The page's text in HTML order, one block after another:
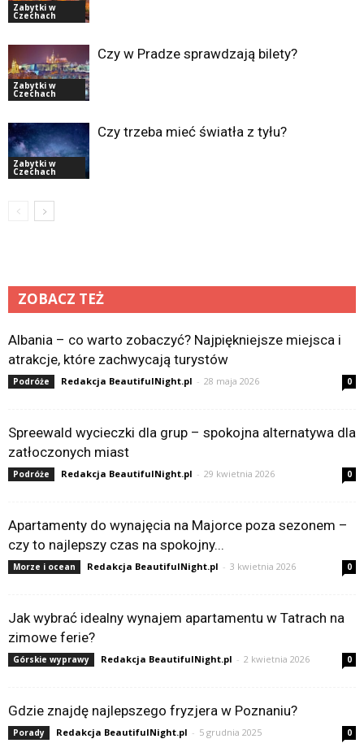
Zabytki w
Czechach
Zabytki w
Czechach
Czy w Pradze sprawdzają bilety?
Zabytki w
Czechach
Czy trzeba mieć światła z tyłu?
ZOBACZ TEŻ
Albania – co warto zobaczyć? Najpiękniejsze miejsca i
atrakcje, które zachwycają turystów
Podróże Redakcja BeautifulNight.pl - 28 maja 2026 0
Spreewald wycieczki dla grup – spokojna alternatywa dla
zatłoczonych miast
Podróże Redakcja BeautifulNight.pl - 29 kwietnia 2026 0
Apartamenty do wynajęcia na Majorce poza sezonem –
czy to najlepszy czas na spokojny...
Morze i ocean Redakcja BeautifulNight.pl - 3 kwietnia 2026 0
Jak wybrać idealny wynajem apartamentu w Tatrach na
zimowe ferie?
Górskie wyprawy Redakcja BeautifulNight.pl - 2 kwietnia 2026 0
Gdzie znajdę najlepszego fryzjera w Poznaniu?
Porady Redakcja BeautifulNight.pl - 5 grudnia 2025 0